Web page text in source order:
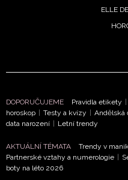
ELLE
DOPORUČUJEME Pravidla etikety |
horoskop | Testy a kvízy | Andělská
data narození | Letní trendy
AKTUÁLNÍ TÉMATA Trendy v
Partnerské vztahy a numerologie |
boty na léto 2026